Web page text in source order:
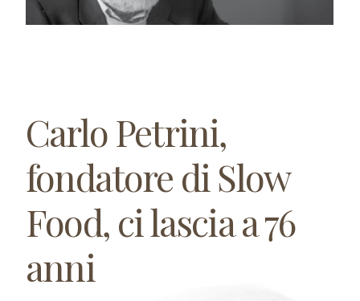
Carlo Petrini,
fondatore di Slow
Food, ci lascia a 76
anni